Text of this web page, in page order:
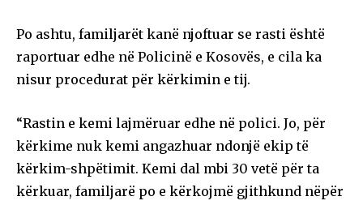
Po ashtu, familjarët kanë njoftuar se rasti është
raportuar edhe në Policinë e Kosovës, e cila ka
nisur procedurat për kërkimin e tij.
“Rastin e kemi lajmëruar edhe në polici. Jo, për
kërkime nuk kemi angazhuar ndonjë ekip të
kërkim-shpëtimit. Kemi dal mbi 30 vetë për ta
kërkuar, familjarë po e kërkojmë gjithkund nëpër